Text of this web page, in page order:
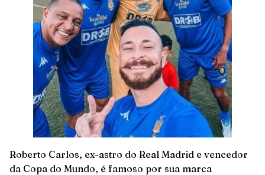
Roberto Carlos, ex-astro do Real Madrid e vencedor
da Copa do Mundo, é famoso por sua marca